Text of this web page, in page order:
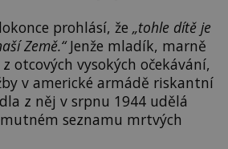
prohlásí, že „tohle dítě je
Země.“Jenže mladík, marně
otcových vysokých očekávání,
v americké armádě riskantní
z něj v srpnu 1944 udělá
seznamu mrtvých